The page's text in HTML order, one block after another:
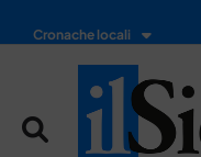
Cronache locali